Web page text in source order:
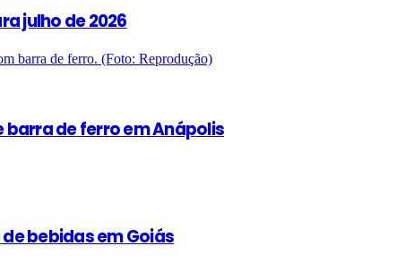
julho de 2026
barra de ferro em Anápolis
bebidas em Goiás